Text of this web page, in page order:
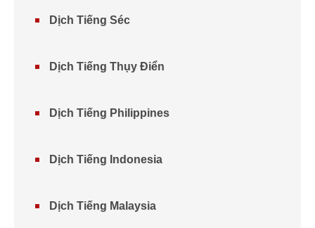
Dịch Tiếng Séc
Dịch Tiếng Thụy Điển
Dịch Tiếng Philippines
Dịch Tiếng Indonesia
Dịch Tiếng Malaysia